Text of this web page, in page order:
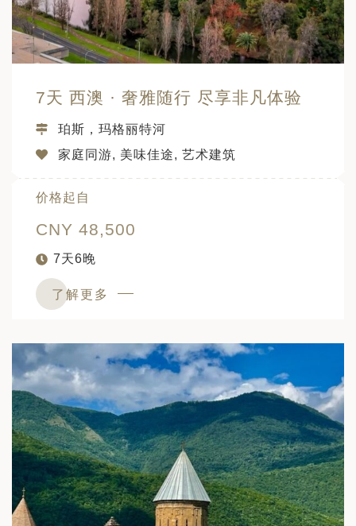
7天 西澳 · 奢雅随行 尽享非凡体验
珀斯，玛格丽特河
家庭同游, 美味佳途, 艺术建筑
价格起自
CNY 48,500
7天6晚
了解更多